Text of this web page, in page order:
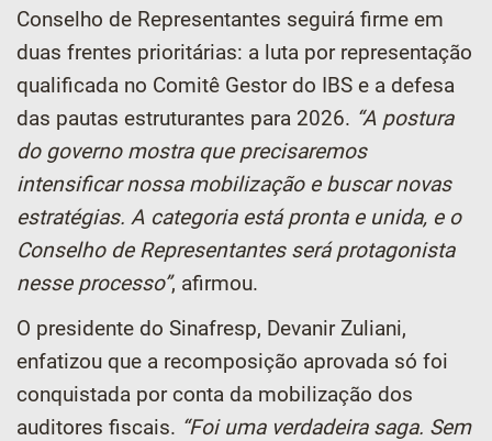
Conselho de Representantes seguirá firme em
duas frentes prioritárias: a luta por representação
qualificada no Comitê Gestor do IBS e a defesa
das pautas estruturantes para 2026. “A postura
do governo mostra que precisaremos
intensificar nossa mobilização e buscar novas
estratégias. A categoria está pronta e unida, e o
Conselho de Representantes será protagonista
nesse processo”, afirmou.
O presidente do Sinafresp, Devanir Zuliani,
enfatizou que a recomposição aprovada só foi
conquistada por conta da mobilização dos
auditores fiscais. “Foi uma verdadeira saga. Sem